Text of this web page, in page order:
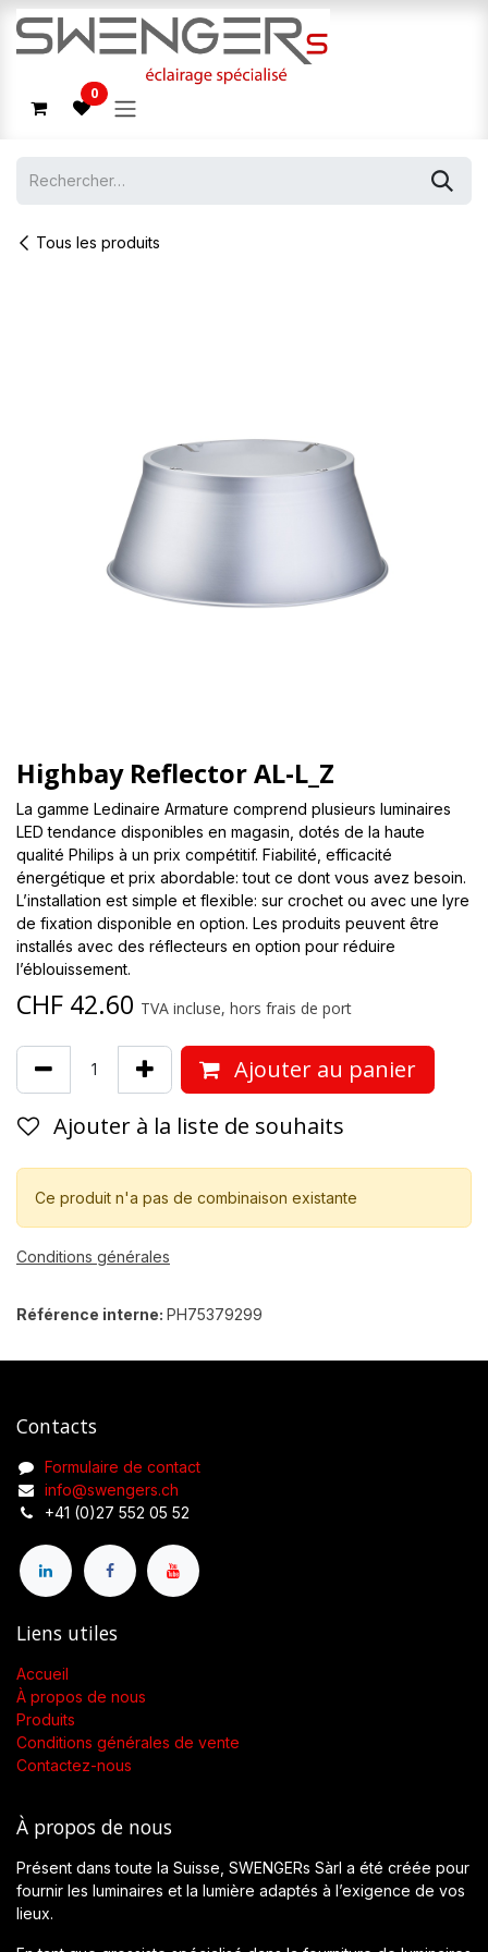
Se rendre au contenu
0
Tous les produits
Highbay Reflector AL-L_Z
La gamme Ledinaire Armature comprend plusieurs luminaires
LED tendance disponibles en magasin, dotés de la haute
qualité Philips à un prix compétitif. Fiabilité, efficacité
énergétique et prix abordable: tout ce dont vous avez besoin.
L’installation est simple et flexible: sur crochet ou avec une lyre
de fixation disponible en option. Les produits peuvent être
installés avec des réflecteurs en option pour réduire
l’éblouissement.
CHF 42.60 TVA incluse, hors frais de port
Ajouter au panier
Ajouter à la liste de souhaits
Ce produit n'a pas de combinaison existante
Conditions générales
Référence interne: PH75379299
Contacts
Formulaire de contact
info@swengers.ch
+41 (0)27 552 05 52
Liens utiles
Accueil
À propos de nous
Produits
Conditions générales de vente
Contactez-nous
À propos de nous
Présent dans toute la Suisse, SWENGERs Sàrl a été créée pour
fournir les luminaires et la lumière adaptés à l’exigence de vos
lieux.